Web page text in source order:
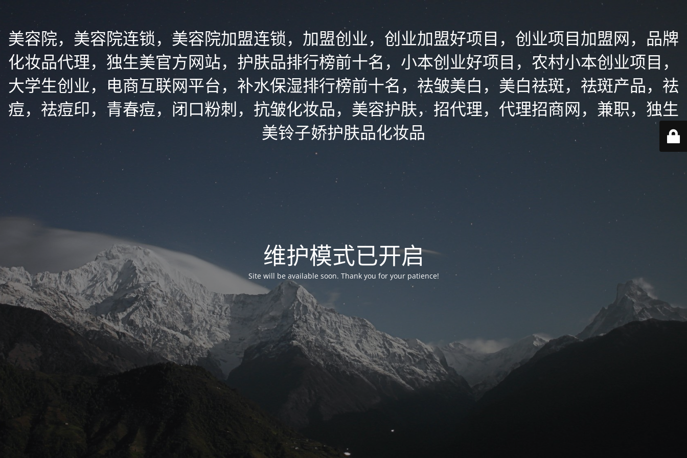
美容院，美容院连锁，美容院加盟连锁，加盟创业，创业加盟好项目，创业项目加盟网，品牌
化妆品代理，独生美官方网站，护肤品排行榜前十名，小本创业好项目，农村小本创业项目，
大学生创业，电商互联网平台，补水保湿排行榜前十名，祛皱美白，美白祛斑，祛斑产品，祛
痘，祛痘印，青春痘，闭口粉刺，抗皱化妆品，美容护肤，招代理，代理招商网，兼职，独生
美铃子娇护肤品化妆品
维护模式已开启
Site will be available soon. Thank you for your patience!